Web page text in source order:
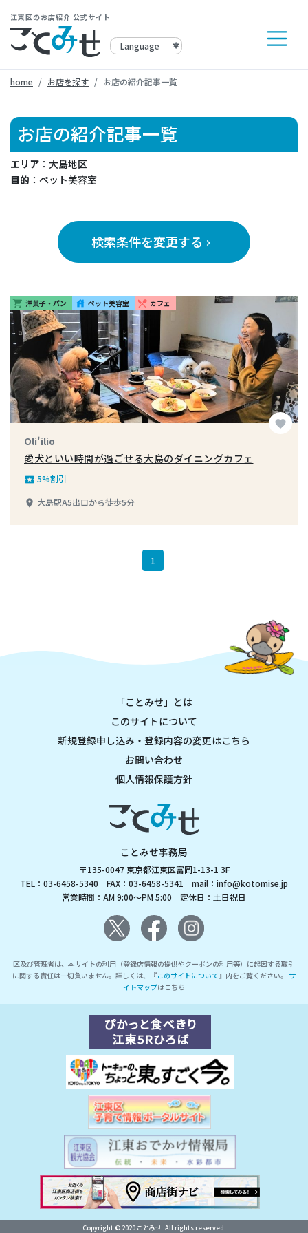
江東区のお店紹介 公式サイト
home お店を探す お店の紹介記事一覧
お店の紹介記事一覧
エリア ：大島地区
目的 ：ペット美容室
検索条件を変更する keyboard_arrow_right
shopping_cart 洋菓子・パン house ペット美容室 restaurant_menu カフェ
favorite
Oli'ilio
愛犬といい時間が過ごせる大島のダイニングカフェ
local_play 5%割引
place 大島駅A5出口から徒歩5分
1
「ことみせ」とは
このサイトについて
新規登録申し込み・登録内容の変更はこちら
お問い合わせ
個人情報保護方針
ことみせ事務局
〒135-0047 東京都江東区富岡1-13-1 3F
TEL：03-6458-5340 FAX：03-6458-5341 mail： info@kotomise.jp
営業時間：AM 9:00～PM 5:00 定休日：土日祝日
区及び管理者は、本サイトの利用（登録店情報の提供やクーポンの利用等）に起因する取引
に関する責任は一切負いません。詳しくは、『このサイトについて』内をご覧ください。 サ
イトマップはこちら
Copyright © 2020 ことみせ. All rights reserved.